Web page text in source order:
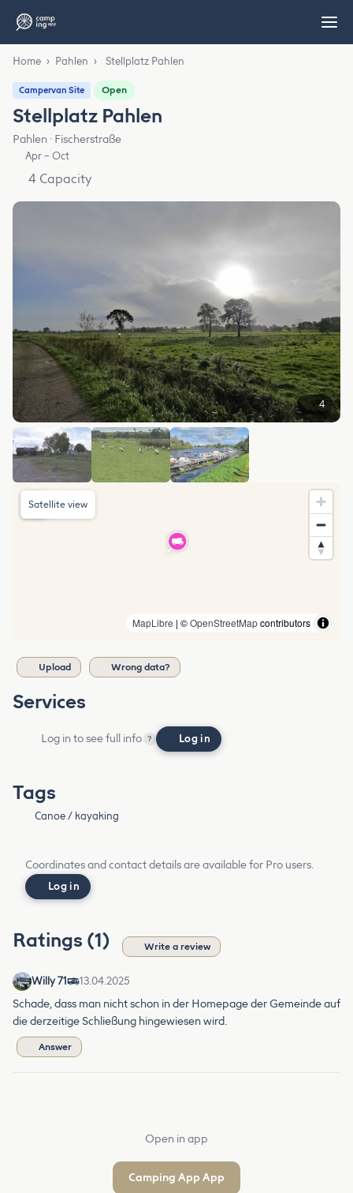
Home › Pahlen › Stellplatz Pahlen
Campervan Site Open
Stellplatz Pahlen
Pahlen · Fischerstraße
Apr – Oct
4 Capacity
4
MapLibre | ©OpenStreetMapcontributors
Satellite view
Upload Wrong data?
Services
Log in to see full info ? Log in
Tags
Canoe / kayaking
Coordinates and contact details are available for Pro users.
Log in
Ratings (1) Write a review
Willy 71 13.04.2025
Schade, dass man nicht schon in der Homepage der Gemeinde auf
die derzeitige Schließung hingewiesen wird.
Answer
Open in app
Camping App App